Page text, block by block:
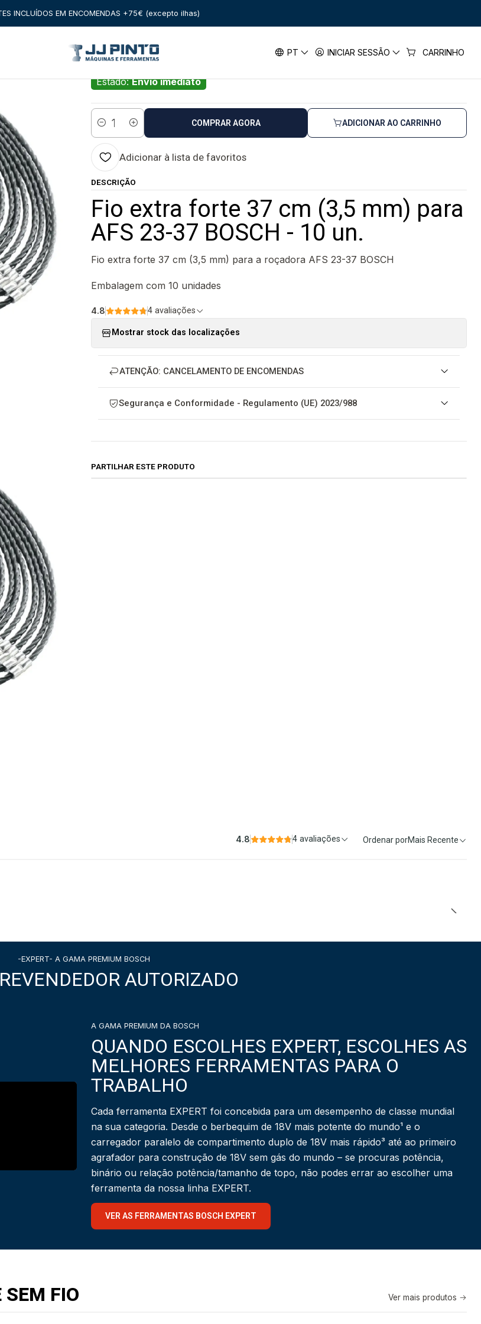
PT INICIAR SESSÃO CARRINHO
INCLUÍDOS EM ENCOMENDAS +75€ (excepto ilhas)
DE JARDIM COM E SEM FIO Fio extra forte 37 cm (3,5 mm) para AFS 23-37 BOSCH
Fio extra forte 37 cm (3,5 mm) para AFS 23-37
BOSCH
Estado:Envio imediato
Quantidade
ADICIONAR AO CARRINHO
COMPRAR AGORA
Adicionar à lista de favoritos
DESCRIÇÃO
Fio extra forte 37 cm (3,5 mm) para
AFS 23-37 BOSCH - 10 un.
Fio extra forte 37 cm (3,5 mm) para a roçadora AFS 23-37 BOSCH
Embalagem com 10 unidades
4.8 4 avaliações
Mostrar stock das localizações
ATENÇÃO: CANCELAMENTO DE ENCOMENDAS
Segurança e Conformidade - Regulamento (UE) 2023/988
PARTILHAR ESTE PRODUTO
4.8 4 avaliações Ordenar porMais Recente
-EXPERT- A GAMA PREMIUM BOSCH
AUTORIZADO
A GAMA PREMIUM DA BOSCH
QUANDO ESCOLHES EXPERT, ESCOLHES AS
MELHORES FERRAMENTAS PARA O
TRABALHO
Cada ferramenta EXPERT foi concebida para um desempenho de classe mundial
na sua categoria. Desde o berbequim de 18V mais potente do mundo¹ e o
carregador paralelo de compartimento duplo de 18V mais rápido³ até ao primeiro
agrafador para construção de 18V sem gás do mundo – se procuras potência,
binário ou relação potência/tamanho de topo, não podes errar ao escolher uma
ferramenta da nossa linha EXPERT.
VER AS FERRAMENTAS BOSCH EXPERT
FIO Ver mais produtos